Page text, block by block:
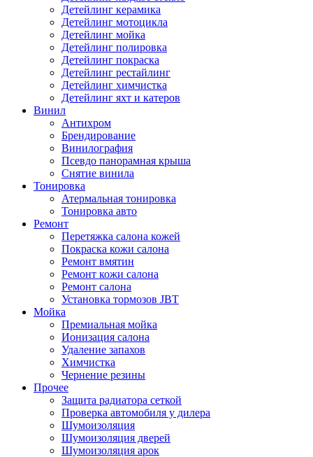
Детейлинг керамика
Детейлинг мотоцикла
Детейлинг мойка
Детейлинг полировка
Детейлинг покраска
Детейлинг рестайлинг
Детейлинг химчистка
Детейлинг яхт и катеров
Винил
Антихром
Брендирование
Винилография
Псевдо панорамная крыша
Снятие винила
Тонировка
Атермальная тонировка
Тонировка авто
Ремонт
Перетяжка салона кожей
Покраска кожи салона
Ремонт вмятин
Ремонт кожи салона
Ремонт салона
Установка тормозов JBT
Мойка
Премиальная мойка
Ионизация салона
Удаление запахов
Химчистка
Чернение резины
Прочее
Защита радиатора сеткой
Проверка автомобиля у дилера
Шумоизоляция
Шумоизоляция дверей
Шумоизоляция арок